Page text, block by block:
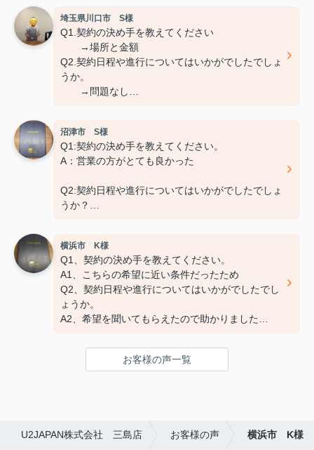
埼玉県川口市 S様
Q1.契約の決め手を教えてください
→場所と金額
Q2.契約日程や進行についてはいかがでしたでしょ
うか。
→問題なし
おきかせください。
→特になし
沼津市 S様
Q1:契約の決め手を教えてください。
A：営業の方がとても良かった
Q2:契約日程や進行についてはいかがでしたでしょ
うか？
Q3:担当スタッフの対応についてや、その他ご意
見・ご感想などがございましたらお聞かせくださ
い。
A:素晴らしい １００点
横浜市 K様
Q1、契約の決め手を教えてください。
A1、こちらの希望に近い条件だったため
Q2、契約日程や進行についてはいかがでしたでし
ょうか。
A2、希望を聞いてもらえたので助かりました
見・ご感想をお聞かせください。
A3 親切な対応で、安心してお任せ出来ました
お客様の声一覧
U2JAPAN株式会社 三島店 お客様の声 横浜市 K様